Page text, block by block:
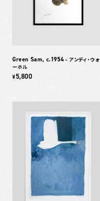
Green Sam, c.1954– アンディ・ウォ
ーホル
¥5,800